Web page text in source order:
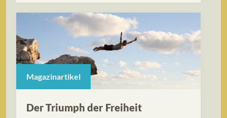
Magazinartikel
Der Triumph der Freiheit